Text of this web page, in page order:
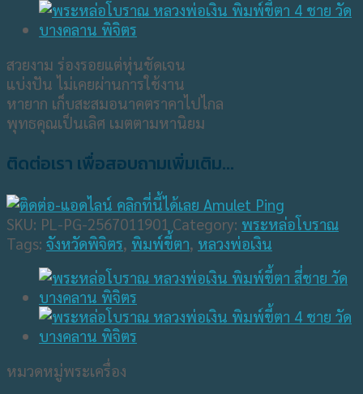
สวยงาม ร่องรอยแต่หุ่นชัดเจน
แบ่งปัน ไม่เคยผ่านการใช้งาน
หายาก เก็บสะสมอนาคตราคาไปไกล
พุทธคุณเป็นเลิศ เมตตามหานิยม
ติดต่อเรา เพื่อสอบถามเพิ่มเติม...
SKU: PL-PG-2567011901 Category: พระหล่อโบราณ
Tags: จังหวัดพิจิตร, พิมพ์ขี้ตา, หลวงพ่อเงิน
หมวดหมู่พระเครื่อง